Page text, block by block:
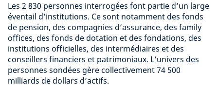
Les 2 830 personnes interrogées font partie d’un large
éventail d’institutions. Ce sont notamment des fonds
de pension, des compagnies d’assurance, des family
offices, des fonds de dotation et des fondations, des
institutions officielles, des intermédiaires et des
conseillers financiers et patrimoniaux. L’univers des
personnes sondées gère collectivement 74 500
milliards de dollars d’actifs.